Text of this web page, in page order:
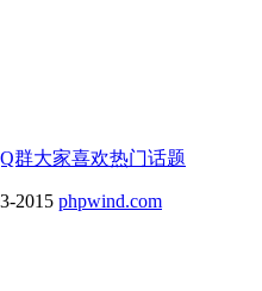
群大家喜欢热门话题
2015 phpwind.com